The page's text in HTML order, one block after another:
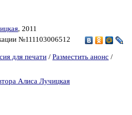
, 2011
№111103006512
для печати / Разместить анонс /
Алиса Лучицкая